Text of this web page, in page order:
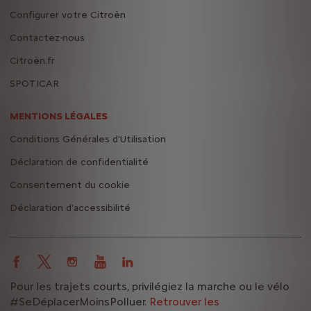
Configurer votre Citroën
Contactez-nous
Citroën.fr
SPOTICAR
MENTIONS LÉGALES
Conditions Générales d'Utilisation
Déclaration de confidentialité
Consentement du cookie
Déclaration d'accessibilité
Pour les trajets courts, privilégiez la marche ou le vélo
#SeDéplacerMoinsPolluer. Retrouver les